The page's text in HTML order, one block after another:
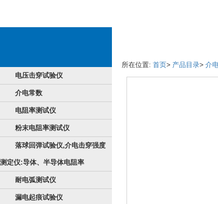
电压击穿试验仪
介电常数
电阻率测试仪
粉末电阻率测试仪
落球回弹试验仪,介电击穿强度
测定仪:导体、半导体电阻率
耐电弧测试仪
漏电起痕试验仪
所在位置: 首页> 产品目录> 介